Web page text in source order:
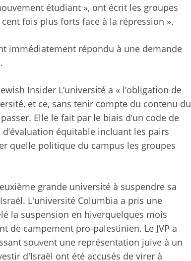
étudiant », ont écrit les groupes
fois plus forts face à la répression ».
immédiatement répondu à une demande
Insider L’université a « l’obligation de
et ce, sans tenir compte du contenu du
Elle le fait par le biais d’un code de
équitable incluant les pairs
quelle politique du campus les groupes
grande université à suspendre sa
L'université Columbia a pris une
la suspension en hiverquelques mois
de campement pro-palestinien. Le JVP a
souvent une représentation juive à un
d'Israël ont été accusés de virer à